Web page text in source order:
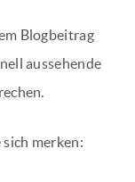
Blogbeitrag
aussehende
merken: